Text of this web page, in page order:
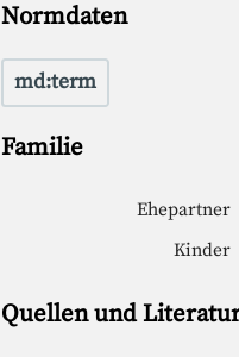
Normdaten
md:term
Familie
Ehepartner
Kinder
Quellen und